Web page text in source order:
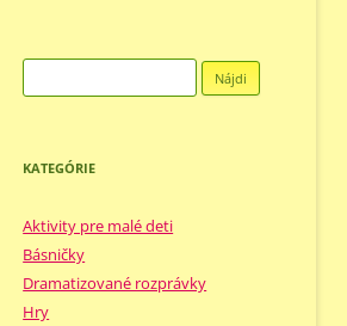
KATEGÓRIE
Aktivity pre malé deti
Básničky
Dramatizované rozprávky
Hry